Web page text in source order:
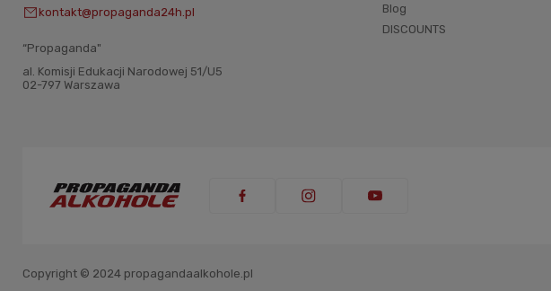
kontakt@propaganda24h.pl
“Propaganda"
al. Komisji Edukacji Narodowej 51/U5
02-797 Warszawa
Blog
DISCOUNTS
Copyright © 2024 propagandaalkohole.pl